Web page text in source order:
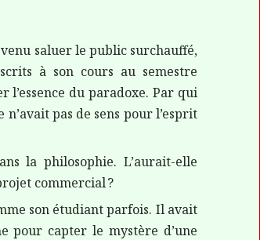
saluer le public surchauffé,
à son cours au semestre
du paradoxe. Par qui
pas de sens pour l’esprit
la philosophie. L’aurait-elle
commercial ?
son étudiant parfois. Il avait
pour capter le mystère d’une